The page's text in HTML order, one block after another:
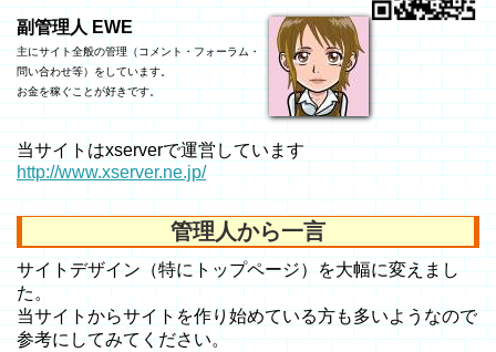
副管理人 EWE
主にサイト全般の管理（コメント・フォーラム・
問い合わせ等）をしています。
お金を稼ぐことが好きです。
当サイトはxserverで運営しています
http://www.xserver.ne.jp/
管理人から一言
サイトデザイン（特にトップページ）を大幅に変えまし
た。
当サイトからサイトを作り始めている方も多いようなので
参考にしてみてください。